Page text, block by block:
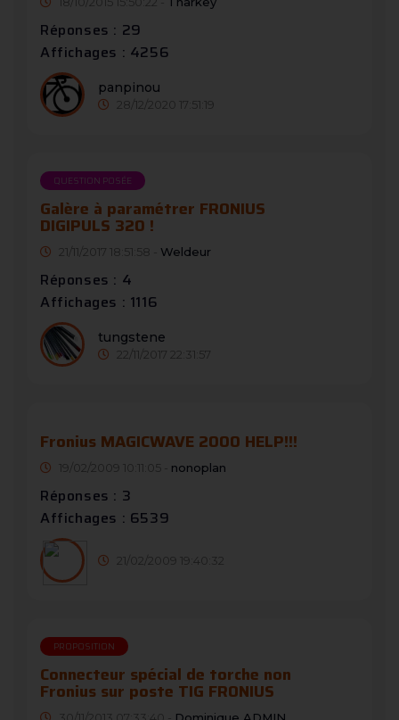
Réponses : 29
Affichages : 4256
panpinou
28/12/2020 17:51:19
QUESTION POSÉE
Galère à paramétrer FRONIUS
DIGIPULS 320 !
21/11/2017 18:51:58 - Weldeur
Réponses : 4
Affichages : 1116
tungstene
22/11/2017 22:31:57
Fronius MAGICWAVE 2000 HELP!!!
19/02/2009 10:11:05 - nonoplan
Réponses : 3
Affichages : 6539
21/02/2009 19:40:32
PROPOSITION
Connecteur spécial de torche non
Fronius sur poste TIG FRONIUS